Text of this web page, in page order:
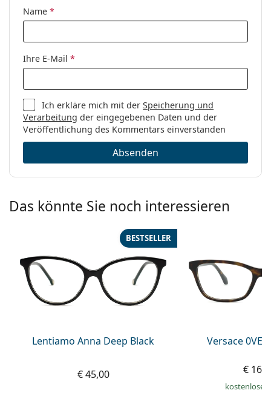
Code:
Name *
Ihre E-Mail *
Ich erkläre mich mit derSpeicherung und
Verarbeitung der eingegebenen Daten und der
Veröffentlichung des Kommentars einverstanden
Absenden
Das könnte Sie noch interessieren
Lentiamo Anna Deep Black
BESTSELLER
€ 45,00
Versace
€
kostenloser